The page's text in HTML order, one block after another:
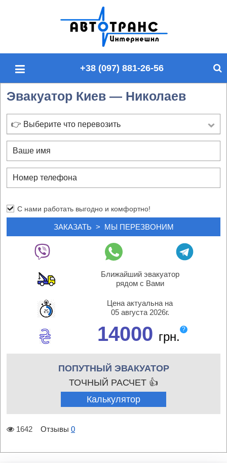
п
й
у
+38 (097) 881-26-56
Эвакуатор Киев — Николаев
👉 Выберите что перевозить
С нами работать выгодно и комфортно!
Ближайший эвакуатор
рядом с Вами
Цена актуальна на
05 августа 2026г.
14000 грн.
?
ПОПУТНЫЙ ЭВАКУАТОР
ТОЧНЫЙ РАСЧЕТ 👍
Калькулятор
1642 Отзывы 0